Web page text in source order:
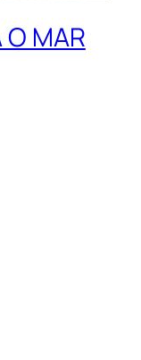
O MAR